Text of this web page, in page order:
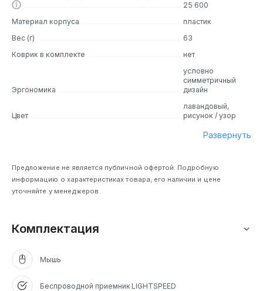
25 600
Материал корпуса
пластик
Вес (г)
63
Коврик в комплекте
нет
Эргономика
условно
симметричный
дизайн
Цвет
лавандовый,
рисунок / узор
Развернуть
Предложение не является публичной офертой. Подробную
информацию о характеристиках товара, его наличии и цене
уточняйте у менеджеров.
Комплектация
Мышь
Беспроводной приемник LIGHTSPEED